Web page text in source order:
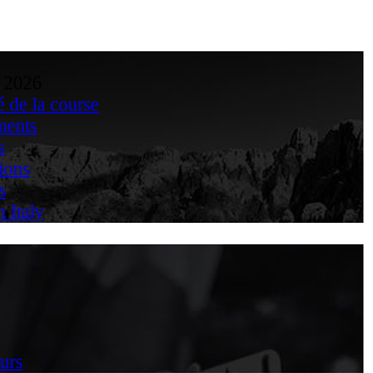
de la course
Italy